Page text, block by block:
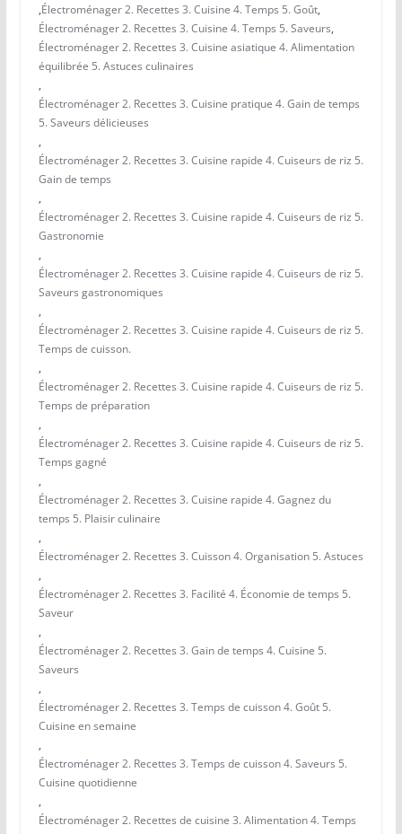
,Électroménager 2. Recettes 3. Cuisine 4. Temps 5. Goût,
Électroménager 2. Recettes 3. Cuisine 4. Temps 5. Saveurs,
Électroménager 2. Recettes 3. Cuisine asiatique 4. Alimentation
équilibrée 5. Astuces culinaires
,
Électroménager 2. Recettes 3. Cuisine pratique 4. Gain de temps
5. Saveurs délicieuses
,
Électroménager 2. Recettes 3. Cuisine rapide 4. Cuiseurs de riz 5.
Gain de temps
,
Électroménager 2. Recettes 3. Cuisine rapide 4. Cuiseurs de riz 5.
Gastronomie
,
Électroménager 2. Recettes 3. Cuisine rapide 4. Cuiseurs de riz 5.
Saveurs gastronomiques
,
Électroménager 2. Recettes 3. Cuisine rapide 4. Cuiseurs de riz 5.
Temps de cuisson.
,
Électroménager 2. Recettes 3. Cuisine rapide 4. Cuiseurs de riz 5.
Temps de préparation
,
Électroménager 2. Recettes 3. Cuisine rapide 4. Cuiseurs de riz 5.
Temps gagné
,
Électroménager 2. Recettes 3. Cuisine rapide 4. Gagnez du
temps 5. Plaisir culinaire
,
Électroménager 2. Recettes 3. Cuisson 4. Organisation 5. Astuces
,
Électroménager 2. Recettes 3. Facilité 4. Économie de temps 5.
Saveur
,
Électroménager 2. Recettes 3. Gain de temps 4. Cuisine 5.
Saveurs
,
Électroménager 2. Recettes 3. Temps de cuisson 4. Goût 5.
Cuisine en semaine
,
Électroménager 2. Recettes 3. Temps de cuisson 4. Saveurs 5.
Cuisine quotidienne
,
Électroménager 2. Recettes de cuisine 3. Alimentation 4. Temps